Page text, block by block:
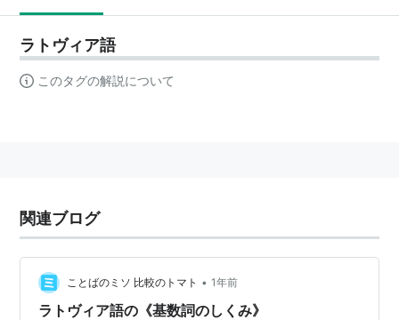
ラトヴィア語
このタグの解説について
関連ブログ
ことばのミソ 比較のトマト • 1年前
ラトヴィア語の《基数詞のしくみ》